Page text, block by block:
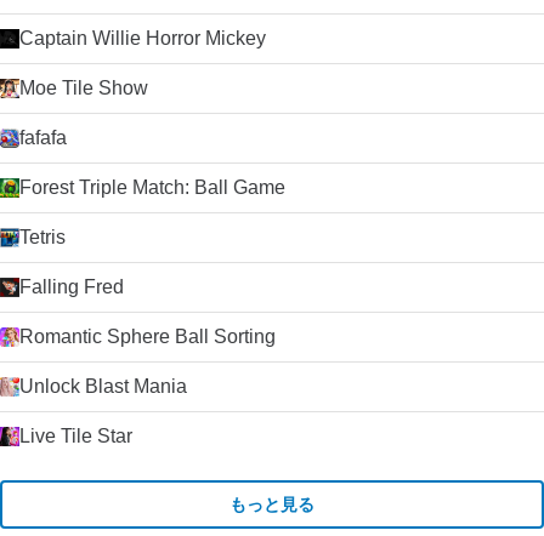
Captain Willie Horror Mickey
Moe Tile Show
fafafa
Forest Triple Match: Ball Game
Tetris
Falling Fred
Romantic Sphere Ball Sorting
Unlock Blast Mania
Live Tile Star
もっと見る